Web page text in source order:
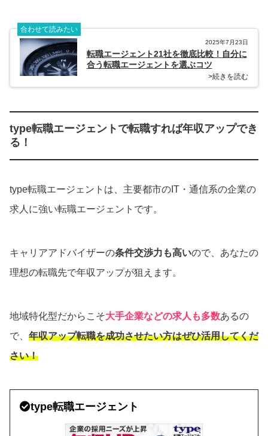
合わせて読みたい
2025年7月23日
転職エージェント21社を徹底比較！自分に
合う転職エージェントを選ぶコツ
>続きを読む
type転職エージェントで転職すれば年収アップでき
る！
type転職エージェントは、主要都市のIT・通信系の企業の
求人に強い転職エージェントです。
キャリアアドバイザーの条件交渉力も高いので、あなたの
理想の転職先で年収アップが狙えます。
地域特化型だからこそ大手企業などの求人も多数あるの
で、 年収アップ転職を成功させたい方はぜひ活用してくだ
さい！
type転職エージェント